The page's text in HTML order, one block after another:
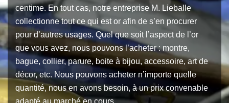
centime. En tout cas, notre entreprise M. Lieballe
collectionne tout ce qui est or afin de s’en procurer
pour d’autres usages. Quel que soit l’aspect de l’or
que vous avez, nous pouvons l’acheter : montre,
bague, collier, parure, boite à bijou, accessoire, art de
décor, etc. Nous pouvons acheter n’importe quelle
quantité, nous en avons besoin, à un prix convenable
adapté au marché en cours.